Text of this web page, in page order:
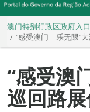
澳门特别行政区政府入
“感受澳门 乐无限”
“感受澳
巡回路